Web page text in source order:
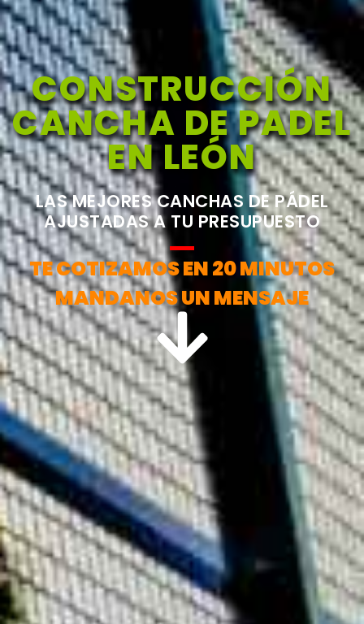
CONSTRUCCIÓN
CANCHA DE PADEL
EN LEÓN
LAS MEJORES CANCHAS DE PÁDEL
AJUSTADAS A TU PRESUPUESTO
TE COTIZAMOS EN 20 MINUTOS
MANDANOS UN MENSAJE